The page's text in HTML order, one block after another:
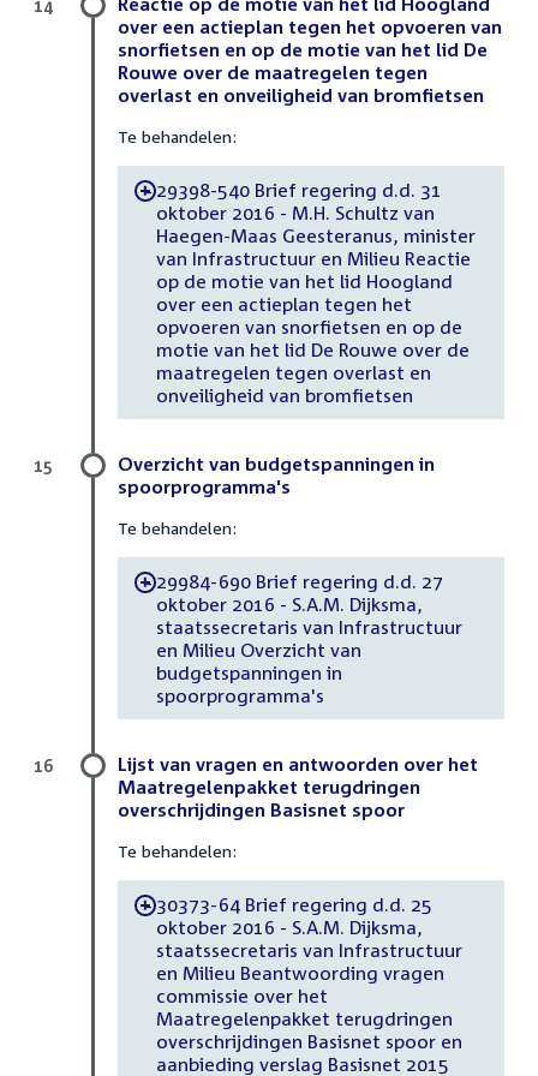
over een actieplan tegen het opvoeren van
snorfietsen en op de motie van het lid De
Rouwe over de maatregelen tegen
overlast en onveiligheid van bromfietsen
Te behandelen:
-29398-540 Brief regering d.d. 31
oktober 2016 - M.H. Schultz van
Haegen-Maas Geesteranus, minister
van Infrastructuur en Milieu Reactie
op de motie van het lid Hoogland
over een actieplan tegen het
opvoeren van snorfietsen en op de
motie van het lid De Rouwe over de
maatregelen tegen overlast en
onveiligheid van bromfietsen
14
Overzicht van budgetspanningen in
spoorprogramma's
Te behandelen:
-29984-690 Brief regering d.d. 27
oktober 2016 - S.A.M. Dijksma,
staatssecretaris van Infrastructuur
en Milieu Overzicht van
budgetspanningen in
spoorprogramma's
15
Lijst van vragen en antwoorden over het
Maatregelenpakket terugdringen
overschrijdingen Basisnet spoor
Te behandelen:
-30373-64 Brief regering d.d. 25
oktober 2016 - S.A.M. Dijksma,
staatssecretaris van Infrastructuur
en Milieu Beantwoording vragen
commissie over het
Maatregelenpakket terugdringen
overschrijdingen Basisnet spoor en
aanbieding verslag Basisnet 2015
16